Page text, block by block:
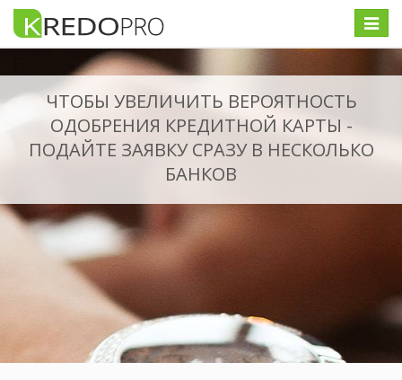
Меню
ЧТОБЫ УВЕЛИЧИТЬ ВЕРОЯТНОСТЬ
ОДОБРЕНИЯ КРЕДИТНОЙ КАРТЫ -
ПОДАЙТЕ ЗАЯВКУ СРАЗУ В НЕСКОЛЬКО
БАНКОВ